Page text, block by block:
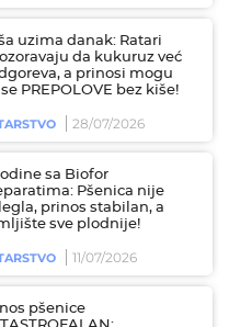
uzima danak: Ratari
da kukuruz već
a prinosi mogu
PREPOLOVE bez kiše!
28/07/2026
sa Biofor
Pšenica nije
prinos stabilan, a
sve plodnije!
11/07/2026
pšenice